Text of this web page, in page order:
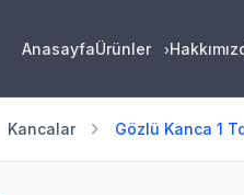
AnasayfaÜrünler ›
Kancalar chevron_right Gözlü Kanca 1